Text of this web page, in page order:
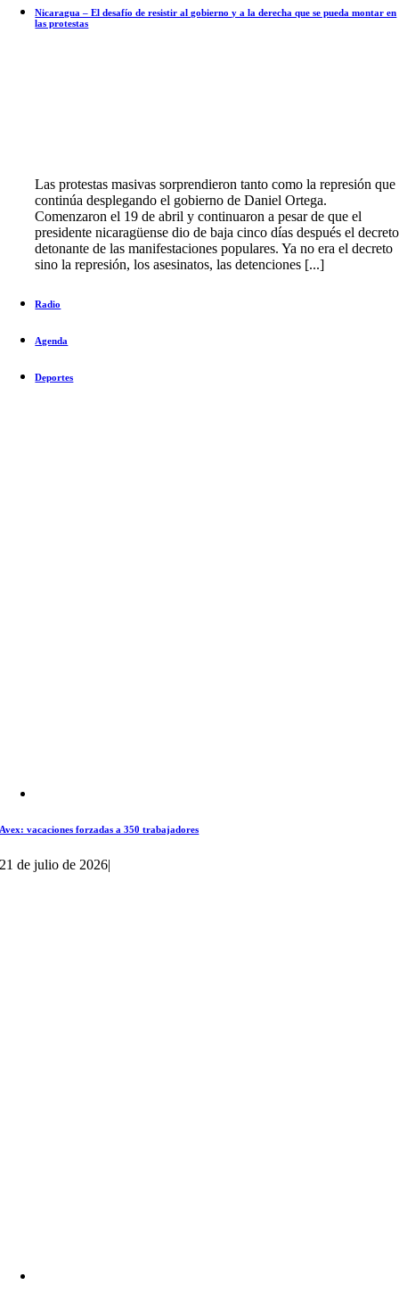
Nicaragua – El desafío de resistir al gobierno y a la derecha que se pueda montar en
las protestas
Las protestas masivas sorprendieron tanto como la represión que
continúa desplegando el gobierno de Daniel Ortega.
Comenzaron el 19 de abril y continuaron a pesar de que el
presidente nicaragüense dio de baja cinco días después el decreto
detonante de las manifestaciones populares. Ya no era el decreto
sino la represión, los asesinatos, las detenciones [...]
Radio
Agenda
Deportes
Avex: vacaciones forzadas a 350 trabajadores
21 de julio de 2026|